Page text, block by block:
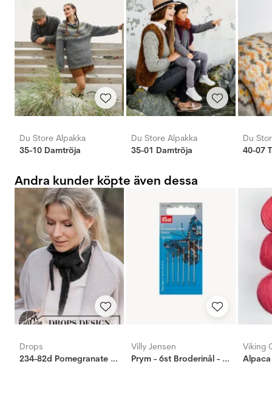
Du Store Alpakka
35-10 Damtröja
Du Store Alpakka
35-01 Damtröja
Du
40-07
Andra kunder köpte även dessa
Drops
234-82d Pomegranate Shawl
Villy Jensen
Prym - 6st Broderinål - Butt No. 18-24
Viking